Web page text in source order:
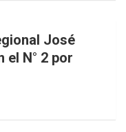
José
el N° 2 por